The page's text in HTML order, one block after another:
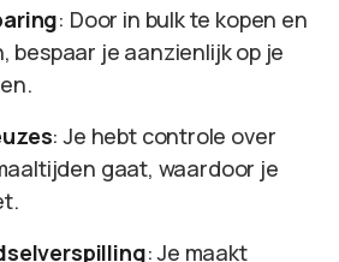
: Door in bulk te kopen en
bespaar je aanzienlijk op je
: Je hebt controle over
gaat, waardoor je
: Je maakt